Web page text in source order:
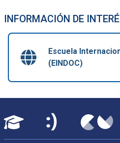
INFORMACIÓN DE
Escuela
(EINDOC)